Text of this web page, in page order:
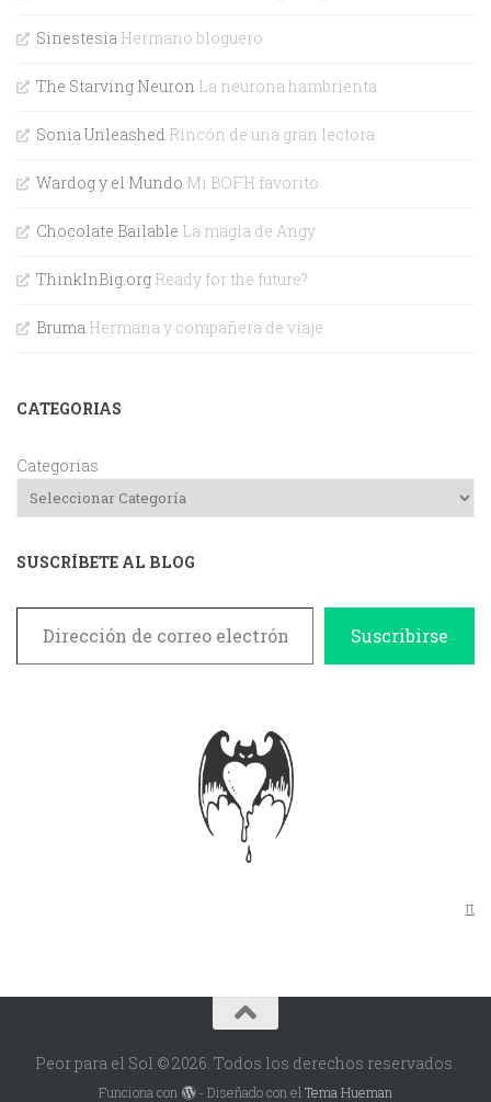
Sinestesia Hermano bloguero
The Starving Neuron La neurona hambrienta
Sonia Unleashed Rincón de una gran lectora
Wardog y el Mundo Mi BOFH favorito
Chocolate Bailable La magia de Angy
ThinkInBig.org Ready for the future?
Bruma Hermana y compañera de viaje
CATEGORIAS
Categorías
SUSCRÍBETE AL BLOG
Dirección de correo electrónico
Suscribirse
π
Peor para el Sol © 2026. Todos los derechos reservados.
Funciona con - Diseñado con elTema Hueman